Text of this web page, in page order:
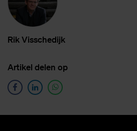
Rik Vis­sche­dijk
Ar­ti­kel de­len op